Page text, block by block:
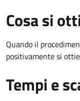
Cosa si
Quando il
positivamente si
Tempi e